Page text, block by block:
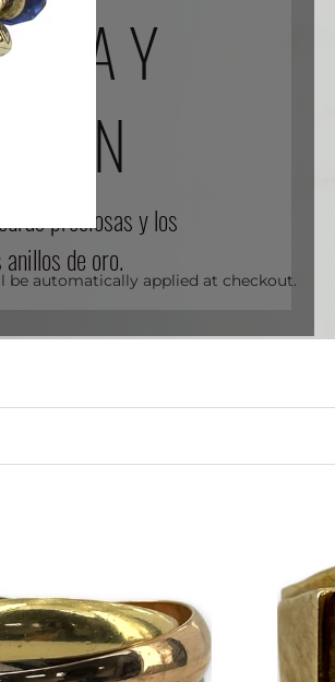
Y
preciosas y los
de oro.
be automatically applied at checkout.